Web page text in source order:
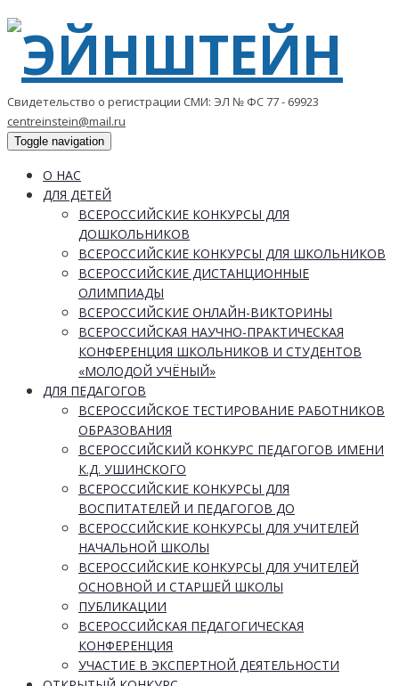
Свидетельство о регистрации СМИ: ЭЛ № ФС 77 - 69923
centreinstein@mail.ru
Toggle navigation
О НАС
ДЛЯ ДЕТЕЙ
ВСЕРОССИЙСКИЕ КОНКУРСЫ ДЛЯ
ДОШКОЛЬНИКОВ
ВСЕРОССИЙСКИЕ КОНКУРСЫ ДЛЯ ШКОЛЬНИКОВ
ВСЕРОССИЙСКИЕ ДИСТАНЦИОННЫЕ
ОЛИМПИАДЫ
ВСЕРОССИЙСКИЕ ОНЛАЙН-ВИКТОРИНЫ
ВСЕРОССИЙСКАЯ НАУЧНО-ПРАКТИЧЕСКАЯ
КОНФЕРЕНЦИЯ ШКОЛЬНИКОВ И СТУДЕНТОВ
«МОЛОДОЙ УЧЁНЫЙ»
ДЛЯ ПЕДАГОГОВ
ВСЕРОССИЙСКОЕ ТЕСТИРОВАНИЕ РАБОТНИКОВ
ОБРАЗОВАНИЯ
ВСЕРОССИЙСКИЙ КОНКУРС ПЕДАГОГОВ ИМЕНИ
К.Д. УШИНСКОГО
ВСЕРОССИЙСКИЕ КОНКУРСЫ ДЛЯ
ВОСПИТАТЕЛЕЙ И ПЕДАГОГОВ ДО
ВСЕРОССИЙСКИЕ КОНКУРСЫ ДЛЯ УЧИТЕЛЕЙ
НАЧАЛЬНОЙ ШКОЛЫ
ВСЕРОССИЙСКИЕ КОНКУРСЫ ДЛЯ УЧИТЕЛЕЙ
ОСНОВНОЙ И СТАРШЕЙ ШКОЛЫ
ПУБЛИКАЦИИ
ВСЕРОССИЙСКАЯ ПЕДАГОГИЧЕСКАЯ
КОНФЕРЕНЦИЯ
УЧАСТИЕ В ЭКСПЕРТНОЙ ДЕЯТЕЛЬНОСТИ